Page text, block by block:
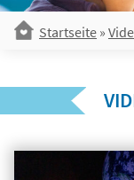
Startseite »